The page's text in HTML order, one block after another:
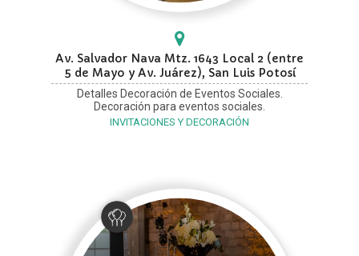
Av. Salvador Nava Mtz. 1643 Local 2 (entre
5 de Mayo y Av. Juárez), San Luis Potosí
Detalles Decoración de Eventos Sociales.
Decoración para eventos sociales.
INVITACIONES Y DECORACIÓN